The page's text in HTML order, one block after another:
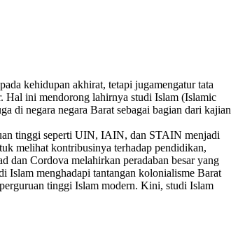
kehidupan akhirat, tetapi jugamengatur tata
Hal ini mendorong lahirnya studi Islam (Islamic
di negara negara Barat sebagai bagian dari kajian
tinggi seperti UIN, IAIN, dan STAIN menjadi
melihat kontribusinya terhadap pendidikan,
dan Cordova melahirkan peradaban besar yang
Islam menghadapi tantangan kolonialisme Barat
tinggi Islam modern. Kini, studi Islam